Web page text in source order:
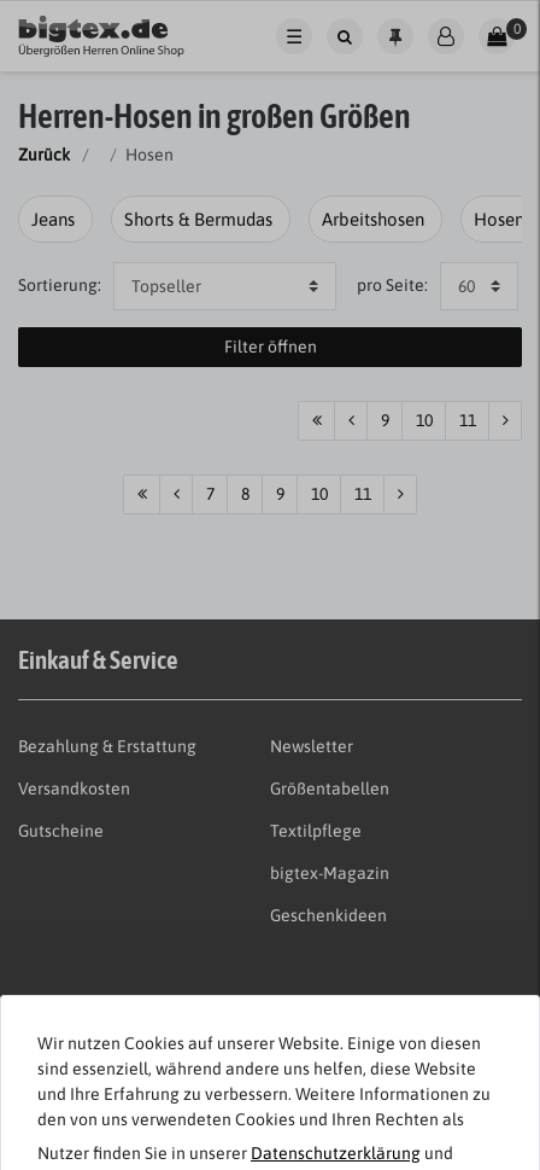
☰ 0
Herren-Hosen in großen Größen
Zurück Hosen
Jeans Shorts & Bermudas Arbeitshosen
Sortierung: pro Seite:
Filter öffnen
9 10 11
7 8 9 10 11
Wir nutzen Cookies auf unserer Website. Einige von diesen
sind essenziell, während andere uns helfen, diese Website
und Ihre Erfahrung zu verbessern. Weitere Informationen zu
den von uns verwendeten Cookies und Ihren Rechten als
Nutzer finden Sie in unserer Daten­schutz­erklärung und
Einkauf & Service
Bezahlung & Erstattung
Versandkosten
Gutscheine
Newsletter
Größentabellen
Textilpflege
bigtex-Magazin
Geschenkideen
Impressum AGB